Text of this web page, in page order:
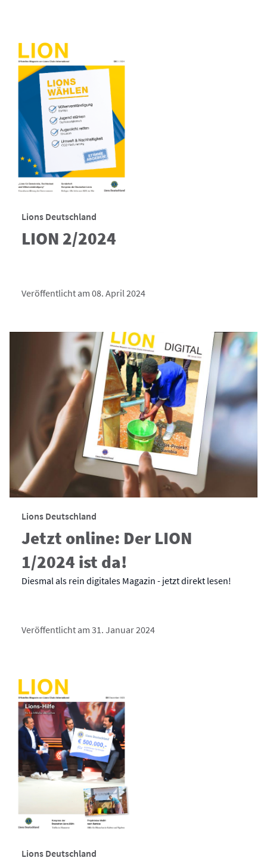
Lions Deutschland
LION 2/2024
Veröffentlicht am 08. April 2024
Lions Deutschland
Jetzt online: Der LION
1/2024 ist da!
Diesmal als rein digitales Magazin - jetzt direkt lesen!
Veröffentlicht am 31. Januar 2024
Lions Deutschland